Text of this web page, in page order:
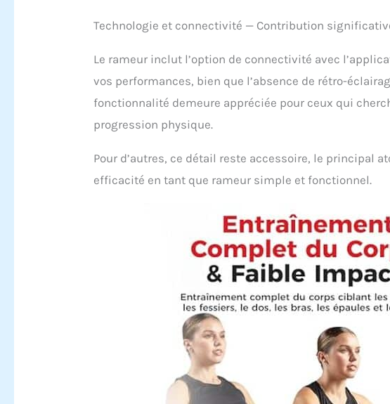
Technologie et connectivité — Contribution
Le rameur inclut l’option de connectivité avec
vos performances, bien que l’absence de rétro-
fonctionnalité demeure appréciée pour ceux qui
progression physique.
Pour d’autres, ce détail reste accessoire, le principal
efficacité en tant que rameur simple et fonctionnel.